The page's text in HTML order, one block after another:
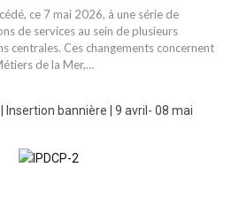
ce 7 mai 2026, à une série de
de services au sein de plusieurs
centrales. Ces changements concernent
de la Mer,…